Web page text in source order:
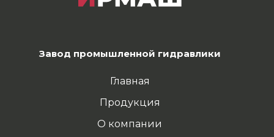
Завод промышленной гидравлики
Главная
Продукция
О компании